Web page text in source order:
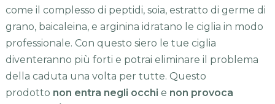
come il complesso di peptidi, soia, estratto di germe di
grano, baicaleina, e arginina idratano le ciglia in modo
professionale. Con questo siero le tue ciglia
diventeranno più forti e potrai eliminare il problema
della caduta una volta per tutte. Questo
prodotto non entra negli occhi e non provoca